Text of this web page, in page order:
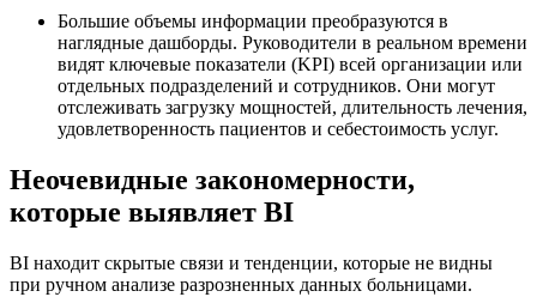
Большие объемы информации преобразуются в
наглядные дашборды. Руководители в реальном времени
видят ключевые показатели (KPI) всей организации или
отдельных подразделений и сотрудников. Они могут
отслеживать загрузку мощностей, длительность лечения,
удовлетворенность пациентов и себестоимость услуг.
Неочевидные закономерности,
которые выявляет BI
BI находит скрытые связи и тенденции, которые не видны
при ручном анализе разрозненных данных больницами.